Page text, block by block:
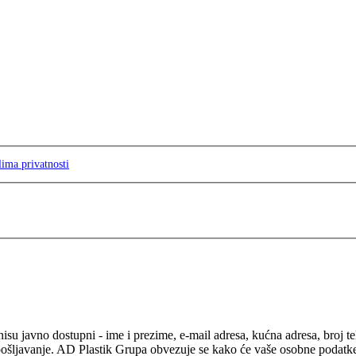
privatnosti
javno dostupni - ime i prezime, e-mail adresa, kućna adresa, broj
AD Plastik Grupa obvezuje se kako će vaše osobne